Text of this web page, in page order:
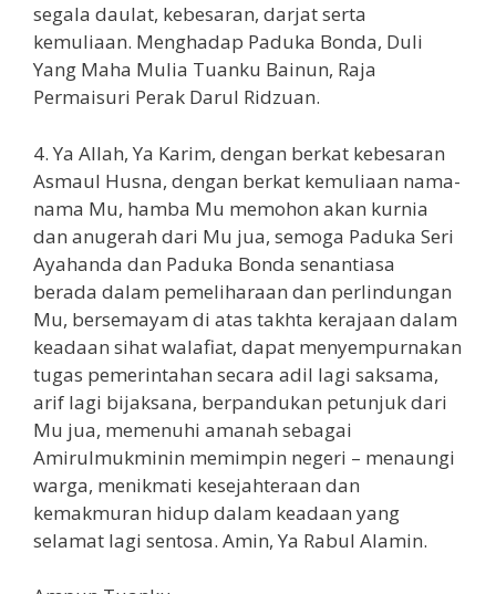
segala daulat, kebesaran, darjat serta
kemuliaan. Menghadap Paduka Bonda, Duli
Yang Maha Mulia Tuanku Bainun, Raja
Permaisuri Perak Darul Ridzuan.
4. Ya Allah, Ya Karim, dengan berkat kebesaran
Asmaul Husna, dengan berkat kemuliaan nama-
nama Mu, hamba Mu memohon akan kurnia
dan anugerah dari Mu jua, semoga Paduka Seri
Ayahanda dan Paduka Bonda senantiasa
berada dalam pemeliharaan dan perlindungan
Mu, bersemayam di atas takhta kerajaan dalam
keadaan sihat walafiat, dapat menyempurnakan
tugas pemerintahan secara adil lagi saksama,
arif lagi bijaksana, berpandukan petunjuk dari
Mu jua, memenuhi amanah sebagai
Amirulmukminin memimpin negeri – menaungi
warga, menikmati kesejahteraan dan
kemakmuran hidup dalam keadaan yang
selamat lagi sentosa. Amin, Ya Rabul Alamin.